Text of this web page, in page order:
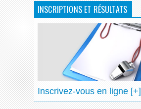
INSCRIPTIONS ET RÉSULTATS
Inscrivez-vous en ligne [+]